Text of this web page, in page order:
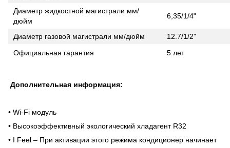
Диаметр жидкостной магистрали мм/
дюйм
6,35/1/4"
Диаметр газовой магистрали мм/дюйм
12.7/1/2"
Официальная гарантия
5 лет
Дополнительная информация:
• Wi-Fi модуль
• Высокоэффективный экологический хладагент R32
• I Feel – При активации этого режима кондиционер начинает